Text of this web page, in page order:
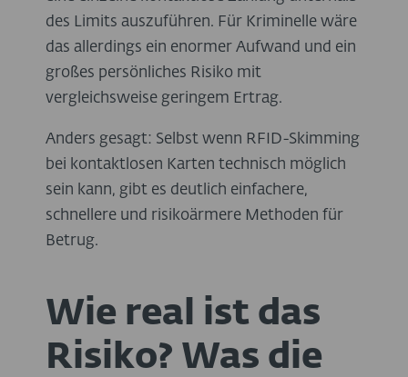
des Limits auszuführen. Für Kriminelle wäre
das allerdings ein enormer Aufwand und ein
großes persönliches Risiko mit
vergleichsweise geringem Ertrag.
Anders gesagt: Selbst wenn RFID-Skimming
bei kontaktlosen Karten technisch möglich
sein kann, gibt es deutlich einfachere,
schnellere und risikoärmere Methoden für
Betrug.
Wie real ist das
Risiko? Was die